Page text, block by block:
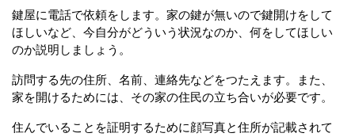
鍵屋に電話で依頼をします。家の鍵が無いので鍵開けをして
ほしいなど、今自分がどういう状況なのか、何をしてほしい
のか説明しましょう。
訪問する先の住所、名前、連絡先などをつたえます。また、
家を開けるためには、その家の住民の立ち合いが必要です。
住んでいることを証明するために顔写真と住所が記載されて